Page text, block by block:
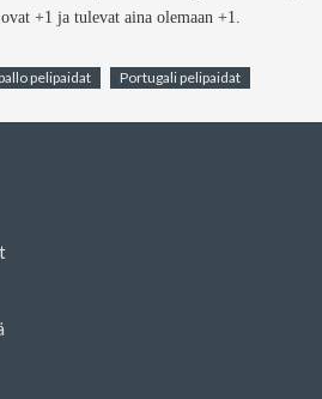
+1 ja tulevat aina olemaan +1.
pelipaidat Portugali pelipaidat